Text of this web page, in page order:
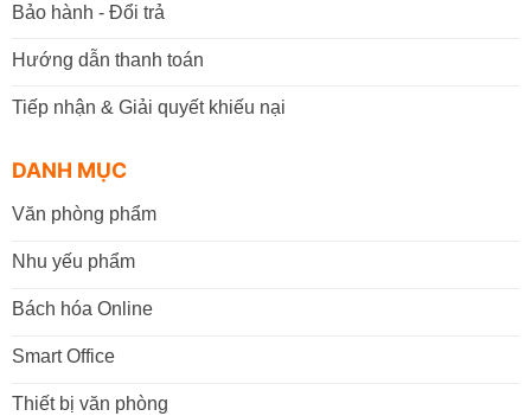
Bảo hành - Đổi trả
Hướng dẫn thanh toán
Tiếp nhận & Giải quyết khiếu nại
DANH MỤC
Văn phòng phẩm
Nhu yếu phẩm
Bách hóa Online
Smart Office
Thiết bị văn phòng